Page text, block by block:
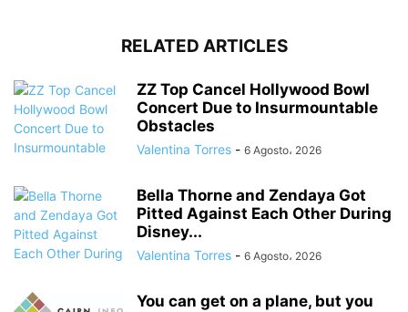
RELATED ARTICLES
ZZ Top Cancel Hollywood Bowl
Concert Due to Insurmountable
Obstacles
Valentina Torres - 6 Agosto، 2026
Bella Thorne and Zendaya Got
Pitted Against Each Other During
Disney...
Valentina Torres - 6 Agosto، 2026
You can get on a plane, but you